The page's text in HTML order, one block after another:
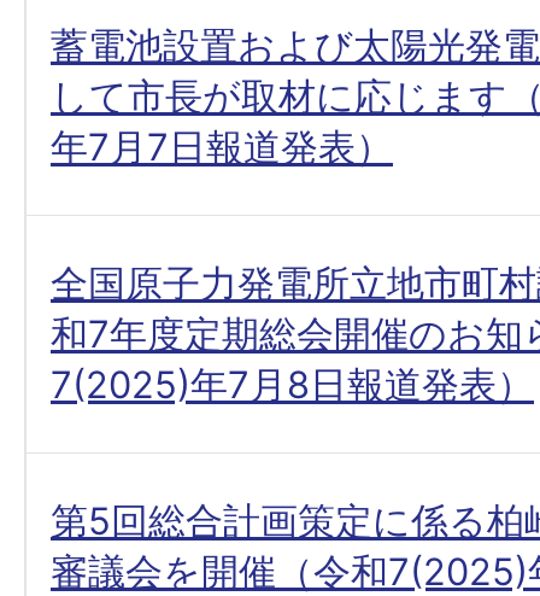
蓄電池設置および太陽光発
して市長が取材に応じます
年7月7日報道発表）
全国原子力発電所立地市町
和7年度定期総会開催のお知
7(2025)年7月8日報道発表）
第5回総合計画策定に係る柏
審議会を開催（令和7(2025)